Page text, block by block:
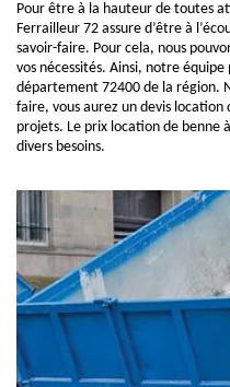
Pour être à la hauteur de toutes
Ferrailleur 72 assure d’être à
savoir-faire. Pour cela, nous
vos nécessités. Ainsi, notre
département 72400 de la région.
faire, vous aurez un devis
projets. Le prix location de benne
divers besoins.